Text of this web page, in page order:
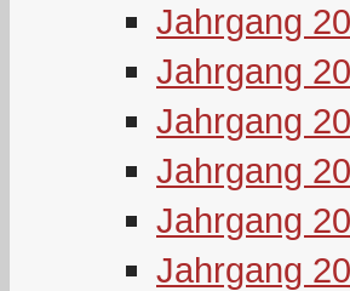
Jahrgang
Jahrgang
Jahrgang
Jahrgang
Jahrgang
Jahrgang